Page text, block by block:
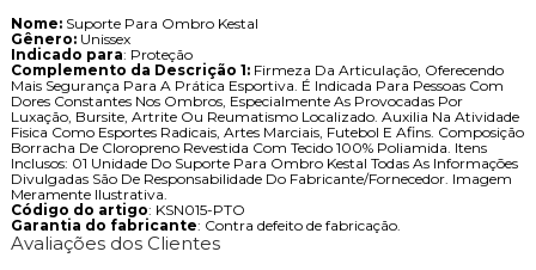
Nome:Suporte Para Ombro Kestal
Gênero:Unissex
Indicado para: Proteção
Complemento da Descrição 1:Firmeza Da Articulação, Oferecendo
Mais Segurança Para A Prática Esportiva. É Indicada Para Pessoas Com
Dores Constantes Nos Ombros, Especialmente As Provocadas Por
Luxação, Bursite, Artrite Ou Reumatismo Localizado. Auxilia Na Atividade
Fisica Como Esportes Radicais, Artes Marciais, Futebol E Afins. Composição
Borracha De Cloropreno Revestida Com Tecido 100% Poliamida. Itens
Inclusos: 01 Unidade Do Suporte Para Ombro Kestal Todas As Informações
Divulgadas São De Responsabilidade Do Fabricante/Fornecedor. Imagem
Meramente Ilustrativa.
Código do artigo: KSN015-PTO
Garantia do fabricante: Contra defeito de fabricação.
Avaliações dos Clientes